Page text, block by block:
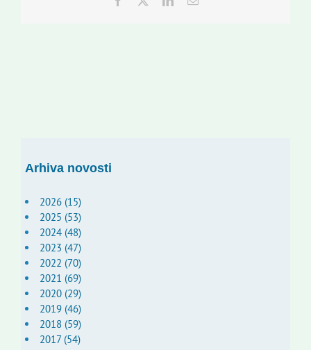
Arhiva novosti
2026 (15)
2025 (53)
2024 (48)
2023 (47)
2022 (70)
2021 (69)
2020 (29)
2019 (46)
2018 (59)
2017 (54)